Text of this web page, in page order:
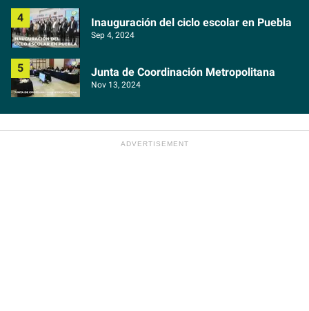
Inauguración del ciclo escolar en Puebla
Sep 4, 2024
Junta de Coordinación Metropolitana
Nov 13, 2024